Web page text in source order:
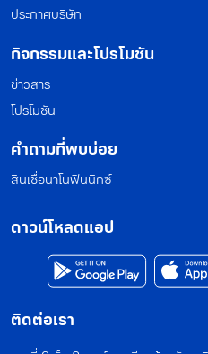
ประกาศบริษัท
กิจกรรมและโปรโมชัน
ข่าวสาร
โปรโมชัน
คำถามที่พบบ่อย
สินเชื่อนาโนฟินนิกซ์
ดาวน์โหลดแอป
ติดต่อเรา